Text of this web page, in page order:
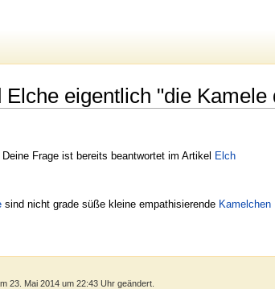
Elche eigentlich "die
Frage ist bereits beantwortet im Artikel Elch
sind nicht grade süße kleine empathisierende Kamelchen
23. Mai 2014 um 22:43 Uhr geändert.